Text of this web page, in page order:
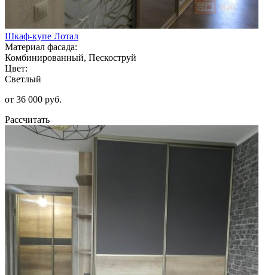
Шкаф-купе Лотал
Материал фасада:
Комбинированный, Пескоструй
Цвет:
Светлый
от 36 000 руб.
Рассчитать